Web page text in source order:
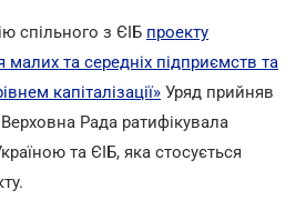
спільного з ЄІБ проекту
та середніх підприємств та
капіталізації» Уряд прийняв
Рада ратифікувала
та ЄІБ, яка стосується